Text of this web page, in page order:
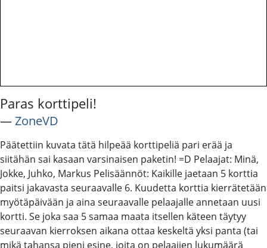
Paras korttipeli!
―ZoneVD
Päätettiin kuvata tätä hilpeää korttipeliä pari erää ja
siitähän sai kasaan varsinaisen paketin! =D Pelaajat: Minä,
Jokke, Juhko, Markus Pelisäännöt: Kaikille jaetaan 5 korttia
paitsi jakavasta seuraavalle 6. Kuudetta korttia kierrätetään
myötäpäivään ja aina seuraavalle pelaajalle annetaan uusi
kortti. Se joka saa 5 samaa maata itsellen käteen täytyy
seuraavan kierroksen aikana ottaa keskeltä yksi panta (tai
mikä tahansa pieni esine, joita on pelaajien lukumäärä